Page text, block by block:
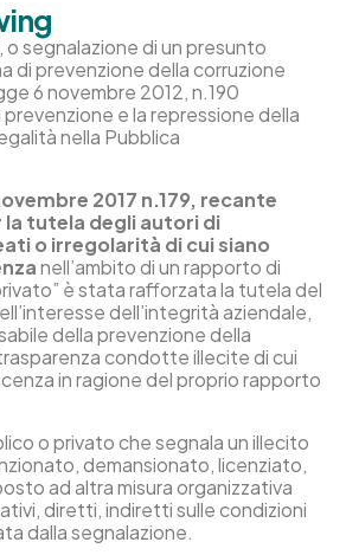
, o segnalazione di un presunto
di prevenzione della corruzione
6 novembre 2012, n.190
prevenzione e la repressione della
nella Pubblica
2017 n.179, recante
la tutela degli autori di
o irregolarità di cui siano
nell’ambito di un rapporto di
è stata rafforzata la tutela del
dell’integrità aziendale,
della prevenzione della
condotte illecite di cui
in ragione del proprio rapporto
o privato che segnala un illecito
demansionato, licenziato,
ad altra misura organizzativa
diretti, indiretti sulle condizioni
dalla segnalazione.